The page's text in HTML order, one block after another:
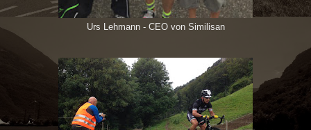
Urs Lehmann - CEO von Similisan